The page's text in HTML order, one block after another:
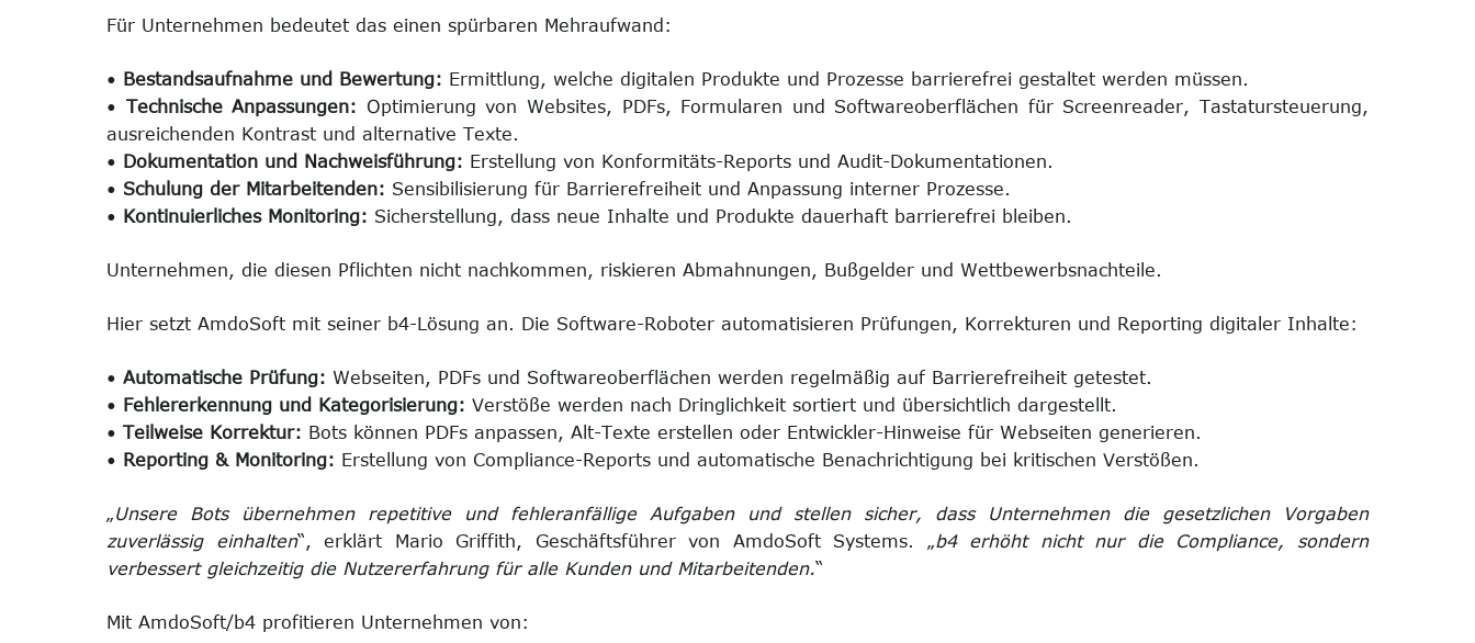
Für Unternehmen bedeutet das einen spürbaren Mehraufwand:
• Bestandsaufnahme und Bewertung: Ermittlung, welche digitalen Produkte und Prozesse barrierefrei gestaltet werden müssen.
• Technische Anpassungen: Optimierung von Websites, PDFs, Formularen und Softwareoberflächen für Screenreader, Tastatursteuerung,
ausreichenden Kontrast und alternative Texte.
• Dokumentation und Nachweisführung: Erstellung von Konformitäts-Reports und Audit-Dokumentationen.
• Schulung der Mitarbeitenden: Sensibilisierung für Barrierefreiheit und Anpassung interner Prozesse.
• Kontinuierliches Monitoring: Sicherstellung, dass neue Inhalte und Produkte dauerhaft barrierefrei bleiben.
Unternehmen, die diesen Pflichten nicht nachkommen, riskieren Abmahnungen, Bußgelder und Wettbewerbsnachteile.
Hier setzt AmdoSoft mit seiner b4-Lösung an. Die Software-Roboter automatisieren Prüfungen, Korrekturen und Reporting digitaler Inhalte:
• Automatische Prüfung: Webseiten, PDFs und Softwareoberflächen werden regelmäßig auf Barrierefreiheit getestet.
• Fehlererkennung und Kategorisierung: Verstöße werden nach Dringlichkeit sortiert und übersichtlich dargestellt.
• Teilweise Korrektur: Bots können PDFs anpassen, Alt-Texte erstellen oder Entwickler-Hinweise für Webseiten generieren.
• Reporting & Monitoring: Erstellung von Compliance-Reports und automatische Benachrichtigung bei kritischen Verstößen.
„Unsere Bots übernehmen repetitive und fehleranfällige Aufgaben und stellen sicher, dass Unternehmen die gesetzlichen Vorgaben
zuverlässig einhalten“, erklärt Mario Griffith, Geschäftsführer von AmdoSoft Systems. „b4 erhöht nicht nur die Compliance, sondern
verbessert gleichzeitig die Nutzererfahrung für alle Kunden und Mitarbeitenden.“
Mit AmdoSoft/b4 profitieren Unternehmen von: